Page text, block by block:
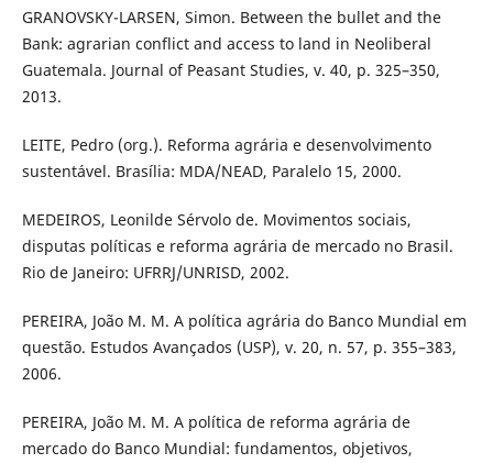
GRANOVSKY-LARSEN, Simon. Between the bullet and the
Bank: agrarian conflict and access to land in Neoliberal
Guatemala. Journal of Peasant Studies, v. 40, p. 325–350,
2013.
LEITE, Pedro (org.). Reforma agrária e desenvolvimento
sustentável. Brasília: MDA/NEAD, Paralelo 15, 2000.
MEDEIROS, Leonilde Sérvolo de. Movimentos sociais,
disputas políticas e reforma agrária de mercado no Brasil.
Rio de Janeiro: UFRRJ/UNRISD, 2002.
PEREIRA, João M. M. A política agrária do Banco Mundial em
questão. Estudos Avançados (USP), v. 20, n. 57, p. 355–383,
2006.
PEREIRA, João M. M. A política de reforma agrária de
mercado do Banco Mundial: fundamentos, objetivos,